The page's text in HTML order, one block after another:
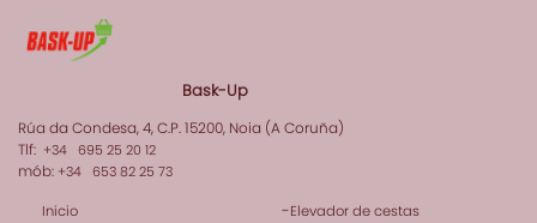
Bask-Up
Rúa da Condesa, 4, C.P. 15200, Noia (A Coruña)
Tlf: +34 695 25 20 12
mób: +34 653 82 25 73
Inicio -Elevador de cestas